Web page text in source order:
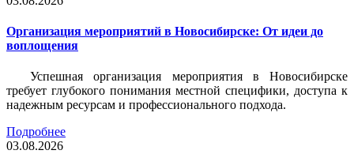
Организация мероприятий в Новосибирске: От идеи до
воплощения
Успешная организация мероприятия в Новосибирске
требует глубокого понимания местной специфики, доступа к
надежным ресурсам и профессионального подхода.
Подробнее
03.08.2026